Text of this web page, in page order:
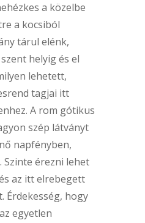
a közelbe
a kocsiból
tárul elénk,
helyig és el
lehetett,
tagjai itt
A rom gótikus
szép látványt
napfényben,
érezni lehet
az itt elrebegett
Érdekesség, hogy
egyetlen